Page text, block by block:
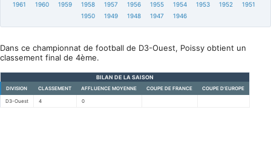
1961
1960 1959 1958 1957 1956 1955 1954 1953 1952
1951
1950
1949 1948 1947 1946
Dans ce championnat de football de D3-Ouest, Poissy obtient un
classement final de 4ème.
BILAN DE LA SAISON
DIVISION CLASSEMENT AFFLUENCE MOYENNE COUPE DE FRANCE COUPE D'EUROPE
D3-Ouest 4 0